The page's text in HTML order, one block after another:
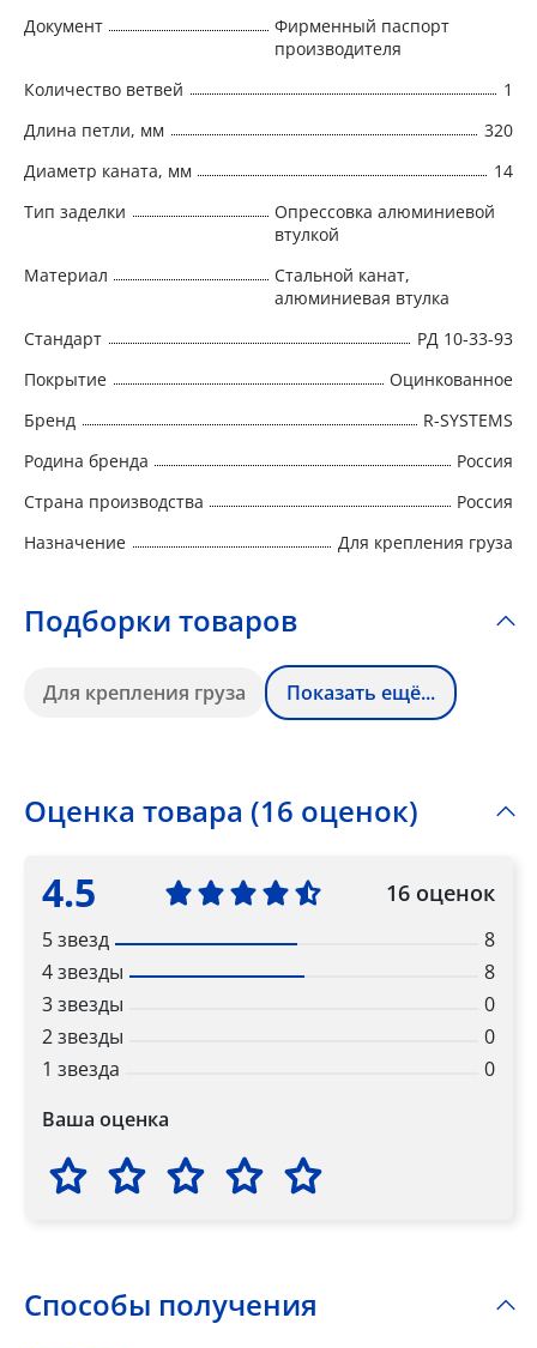
Документ
Фирменный паспорт
производителя
Количество ветвей
1
Длина петли, мм
320
Диаметр каната, мм
14
Тип заделки
Опрессовка алюминиевой
втулкой
Материал
Стальной канат,
алюминиевая втулка
Стандарт
РД 10-33-93
Покрытие
Оцинкованное
Бренд
R-SYSTEMS
Родина бренда
Россия
Страна производства
Россия
Назначение
Для крепления груза
Подборки товаров
Для крепления груза Показать ещё...
Оценка товара (16 оценок)
4.5 16 оценок
5 звезд
8
4 звезды
8
3 звезды
0
2 звезды
0
1 звезда
0
Ваша оценка
Способы получения